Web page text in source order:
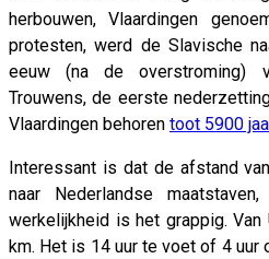
herbouwen, Vlaardingen
protesten, werd de Slavische
eeuw (na de overstroming)
Trouwens, de eerste
Vlaardingen behoren toot 5900
Interessant is dat de afstand
naar Nederlandse
werkelijkheid is het grappig. Van
km. Het is 14 uur te voet of 4 uur